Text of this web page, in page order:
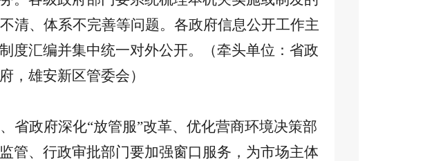
清、体系不完善等问题。各政府信息公开工作主
度汇编并集中统一对外公开。（牵头单位：省政
，雄安新区管委会）
省政府深化“放管服”改革、优化营商环境决策部
管、行政审批部门要加强窗口服务，为市场主体